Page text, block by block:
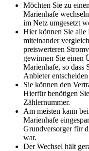
Möchten Sie zu
Marienhafe
im Netz umgesetzt
Hier können Sie alle
miteinander
preiswerteren
gewinnen Sie einen
Marienhafe, so dass
Anbieter
Sie können den
Hierfür benötigen
Zählernummer.
Am meisten kann
Marienhafe
Grundversorger für
war.
Der Wechsel hält